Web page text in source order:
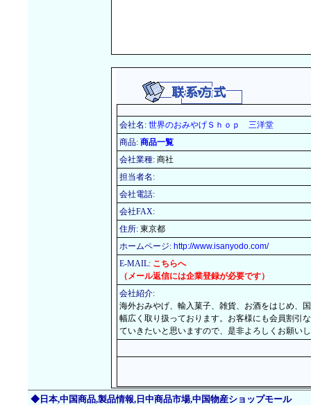
会社名: 世界のおみやげＳｈｏｐ 三洋堂
商品: 商品一覧
会社業種: 商社
担当者名:
会社電話:
会社FAX:
住所: 東京都
ホームページ: http://www.isanyodo.com/
E-MAIL: こちらへ
（メール返信には企業登録が必要です）
会社紹介:
海外おみやげ、輸入菓子、雑貨、お酒をはじめ、
幅広く取り扱っております。お客様にも会員割引
ていきたいと思いますので、是非よろしくお願い
◆日本,中国商品,製品情報,日中商品市場,中国物産ショップモール